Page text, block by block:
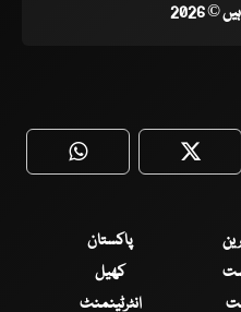
2026
WhatsApp
پاکستان
کھیل
انٹرٹینمنٹ